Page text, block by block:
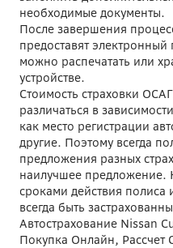
необходимые документы.
После завершения
предоставят
можно распечатать или
устройстве.
Стоимость страховки
различаться в
как место регистрации
другие. Поэтому всегда
предложения разных
наилучшее предложение.
сроками действия
всегда быть
Автострахование Nissan
Покупка Онлайн,